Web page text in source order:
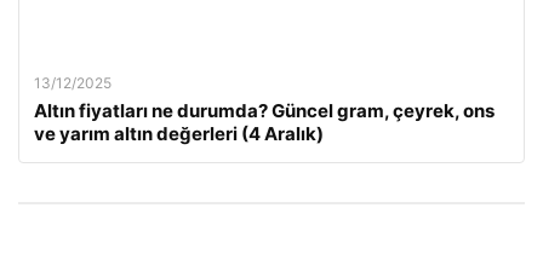
13/12/2025
Altın fiyatları ne durumda? Güncel gram, çeyrek, ons
ve yarım altın değerleri (4 Aralık)